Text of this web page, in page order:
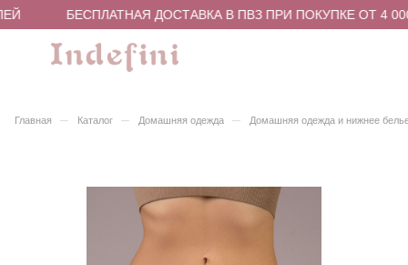
БЕСПЛАТНАЯ ДОСТАВКА В ПВЗ ПРИ ПОКУПКЕ ОТ 4
Главная – Каталог – Домашняя одежда – Домашняя одежда и нижнее